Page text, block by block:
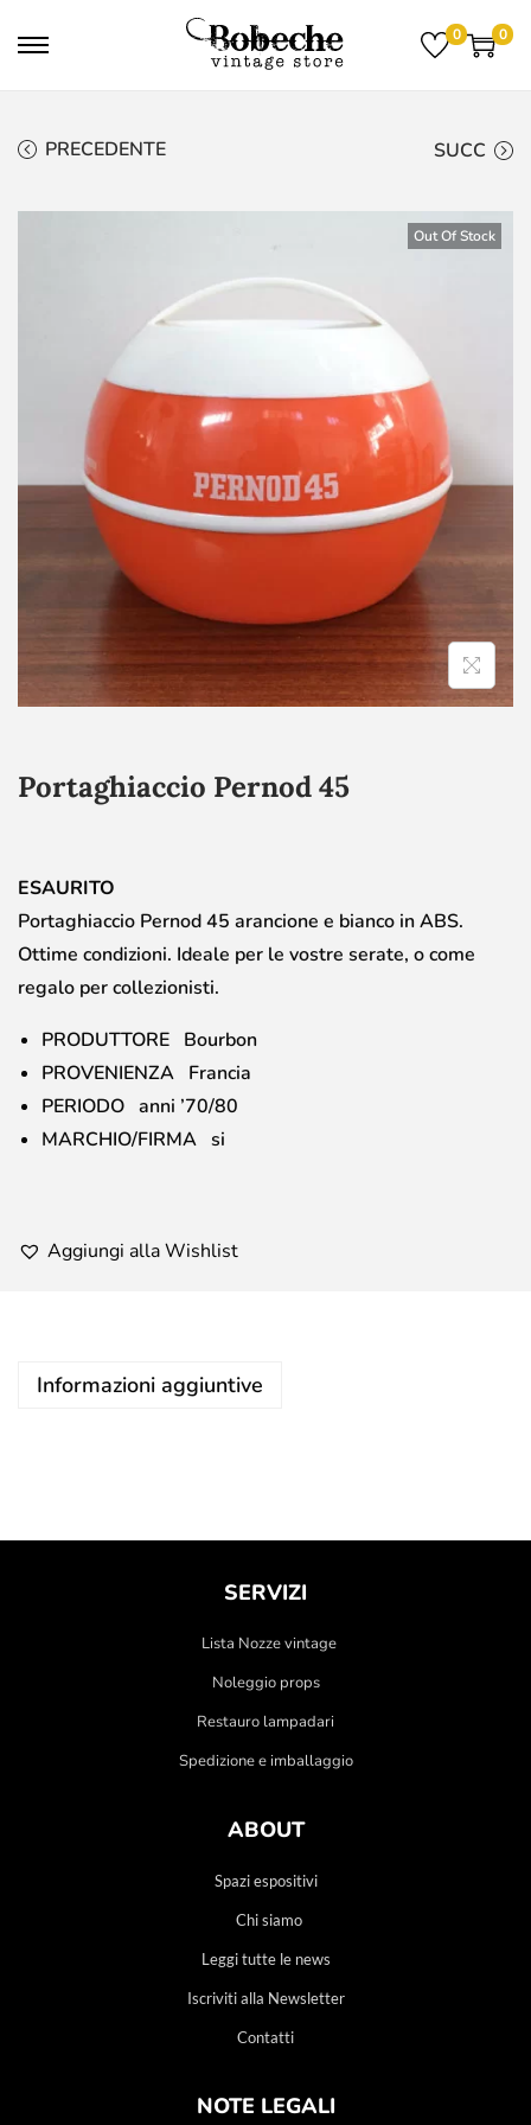
0 0
PRECEDENTE SUCC
Out Of Stock
Portaghiaccio Pernod 45
ESAURITO
Portaghiaccio Pernod 45 arancione e bianco in ABS.
Ottime condizioni. Ideale per le vostre serate, o come
regalo per collezionisti.
PRODUTTORE Bourbon
PROVENIENZA Francia
PERIODO anni ’70/80
MARCHIO/FIRMA si
Aggiungi alla Wishlist
Informazioni aggiuntive
SERVIZI
Lista Nozze vintage
Noleggio props
Restauro lampadari
Spedizione e imballaggio
ABOUT
Spazi espositivi
Chi siamo
Leggi tutte le news
Iscriviti alla Newsletter
Contatti
NOTE LEGALI